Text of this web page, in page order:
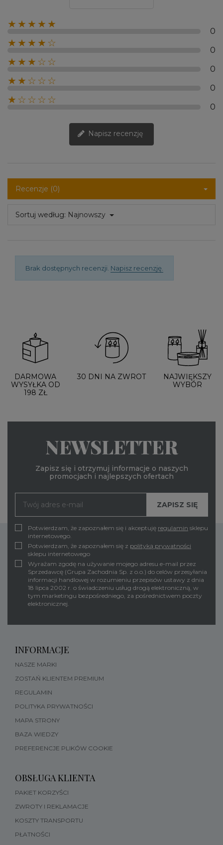
★★★★★
0
★★★★☆
0
★★★☆☆
0
★★☆☆☆
0
★☆☆☆☆
0
Napisz recenzję
Recenzje (0)
Sortuj według: Najnowszy
Brak dostępnych recenzji. Napisz recenzję.
DARMOWA
WYSYŁKA OD
198 ZŁ
30 DNI NA ZWROT
NAJWIĘKSZY
WYBÓR
NEWSLETTER
Zapisz się i otrzymuj informacje o naszych
promocjach i najlepszych ofertach
Potwierdzam, że zapoznałem się i akceptuję regulamin sklepu
internetowego.
Potwierdzam, że zapoznałem się z polityką prywatności
sklepu internetowego
Wyrażam zgodę na używanie mojego adresu e-mail przez
Sprzedawcę (Grupa Zachodnia Sp. z o.o.) do celów przesyłania
informacji handlowej w rozumieniu przepisów ustawy z dnia
18 lipca 2002 r. o świadczeniu usług drogą elektroniczną, w
tym marketingu bezpośredniego, za pośrednictwem poczty
elektronicznej.
INFORMACJE
NASZE MARKI
ZOSTAŃ KLIENTEM PREMIUM
REGULAMIN
POLITYKA PRYWATNOŚCI
MAPA STRONY
BAZA WIEDZY
PREFERENCJE PLIKÓW COOKIE
OBSŁUGA KLIENTA
PAKIET KORZYŚCI
ZWROTY I REKLAMACJE
KOSZTY TRANSPORTU
PŁATNOŚCI